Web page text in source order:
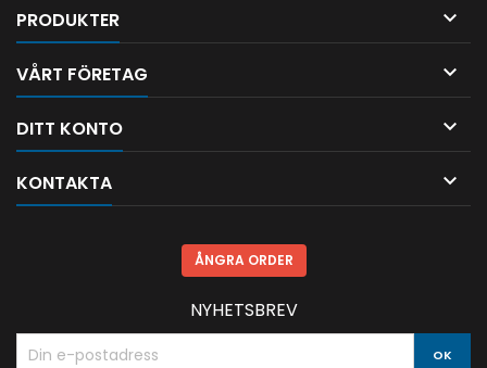
PRODUKTER 
VÅRT FÖRETAG 
DITT KONTO 
KONTAKTA 
ÅNGRA ORDER
NYHETSBREV